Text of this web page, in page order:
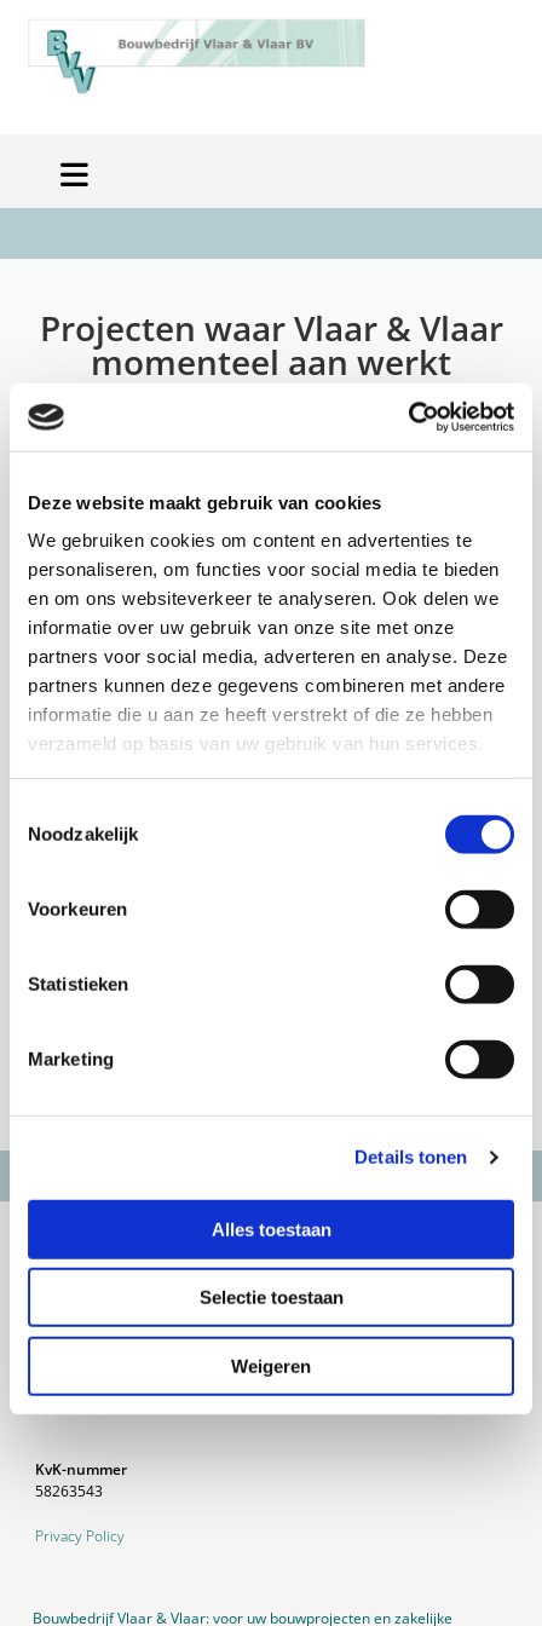
Deze website maakt gebruik van cookies
We gebruiken cookies om content en advertenties te
personaliseren, om functies voor social media te bieden
en om ons websiteverkeer te analyseren. Ook delen we
informatie over uw gebruik van onze site met onze
partners voor social media, adverteren en analyse. Deze
partners kunnen deze gegevens combineren met andere
informatie die u aan ze heeft verstrekt of die ze hebben
verzameld op basis van uw gebruik van hun services.
Noodzakelijk
Voorkeuren
Statistieken
Marketing
Details tonen
Alles toestaan
Selectie toestaan
Weigeren
Projecten waar Vlaar & Vlaar
momenteel aan werkt
Een diversiteit aan bouwprojecten in Noord-
Holland
Hier vindt u onze lopende projecten. Dat betekent vast
dat u eventueel geïnteresseerd bent om uw
al bekeken
Momenteel zijn wij bezig met:
Herbouw stolp - V.o.f. Veebedrijf Brakestein
Skillepaadje 08, Oudeschild
Tuinstraat 24
info@vlaarenvlaarbv.nl
KvK-nummer
58263543
Privacy Policy
Bouwbedrijf Vlaar & Vlaar: voor uw bouwprojecten en zakelijke